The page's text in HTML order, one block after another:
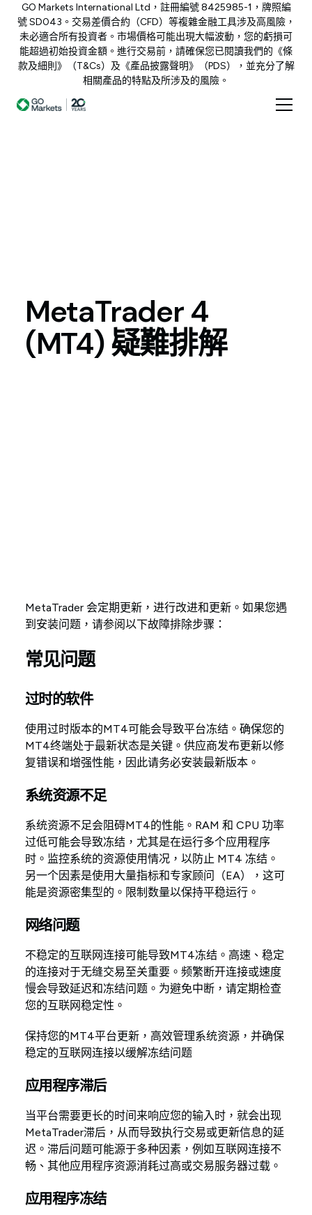
GO Markets International Ltd，註冊編號 8425985-1，牌照編
號 SD043。交易差價合約（CFD）等複雜金融工具涉及高風險，
未必適合所有投資者。市場價格可能出現大幅波動，您的虧損可
能超過初始投資金額。進行交易前，請確保您已閱讀我們的《條
款及細則》（T&Cs）及《產品披露聲明》（PDS），並充分了解
相關產品的特點及所涉及的風險。
MetaTrader 4
(MT4)疑難排解
MetaTrader 会定期更新，进行改进和更新。如果您遇
到安装问题，请参阅以下故障排除步骤：
常见问题
过时的软件
使用过时版本的MT4可能会导致平台冻结。确保您的
MT4终端处于最新状态是关键。供应商发布更新以修
复错误和增强性能，因此请务必安装最新版本。
系统资源不足
系统资源不足会阻碍MT4的性能。RAM 和 CPU 功率
过低可能会导致冻结，尤其是在运行多个应用程序
时。监控系统的资源使用情况，以防止 MT4 冻结。
另一个因素是使用大量指标和专家顾问（EA），这可
能是资源密集型的。限制数量以保持平稳运行。
网络问题
不稳定的互联网连接可能导致MT4冻结。高速、稳定
的连接对于无缝交易至关重要。频繁断开连接或速度
慢会导致延迟和冻结问题。为避免中断，请定期检查
您的互联网稳定性。
保持您的MT4平台更新，高效管理系统资源，并确保
稳定的互联网连接以缓解冻结问题
应用程序滞后
当平台需要更长的时间来响应您的输入时，就会出现
MetaTrader滞后，从而导致执行交易或更新信息的延
迟。滞后问题可能源于多种因素，例如互联网连接不
畅、其他应用程序资源消耗过高或交易服务器过载。
应用程序冻结